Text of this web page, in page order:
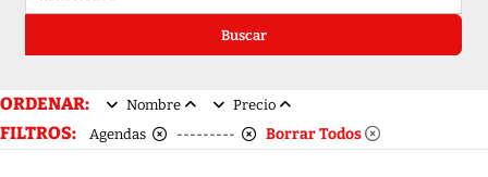
Buscar
ORDENAR: Nombre Precio
FILTROS: Agendas --------- Borrar Todos